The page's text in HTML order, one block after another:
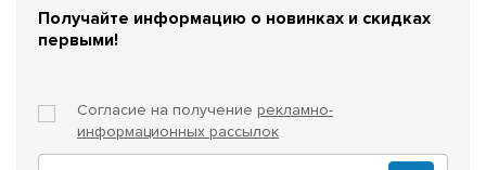
Получайте информацию о новинках и скидках
первыми!
Согласие на получение рекламно-
информационных рассылок